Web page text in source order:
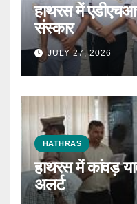
हाथरस में
संस्कार
JULY 27, 2026
HATHRAS
हाथरस में कांवड़
अलर्ट